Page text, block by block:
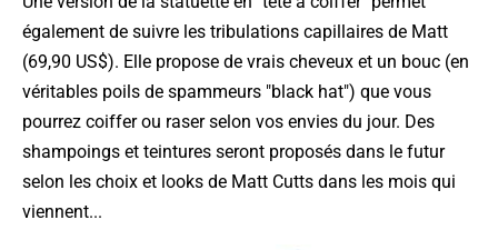
également de suivre les tribulations capillaires de Matt
(69,90 US$). Elle propose de vrais cheveux et un bouc (en
véritables poils de spammeurs "black hat") que vous
pourrez coiffer ou raser selon vos envies du jour. Des
shampoings et teintures seront proposés dans le futur
selon les choix et looks de Matt Cutts dans les mois qui
viennent...